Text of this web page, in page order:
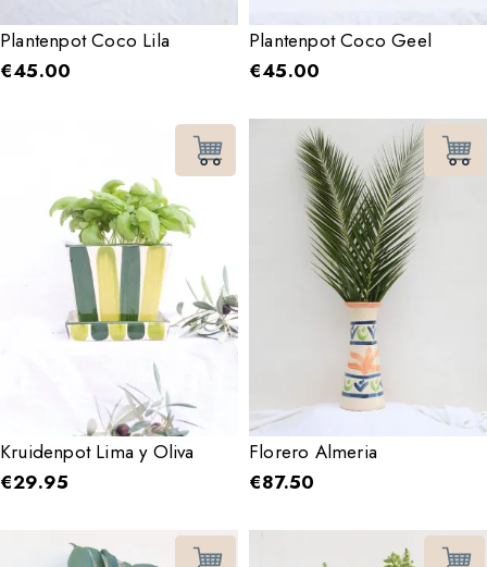
Plantenpot Coco Lila
€45.00
Plantenpot Coco Geel
€45.00
Kruidenpot Lima y Oliva
€29.95
Florero Almeria
€87.50